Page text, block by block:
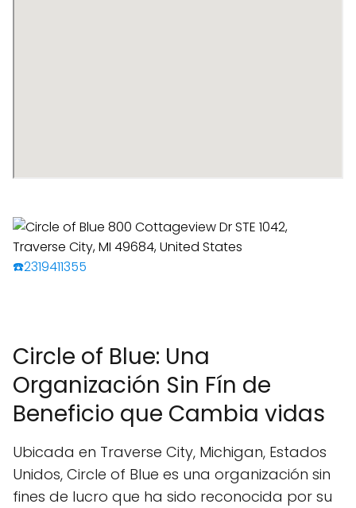
☎️2319411355
Circle of Blue: Una
Organización Sin Fín de
Beneficio que Cambia vidas
Ubicada en Traverse City, Michigan, Estados
Unidos, Circle of Blue es una organización sin
fines de lucro que ha sido reconocida por su